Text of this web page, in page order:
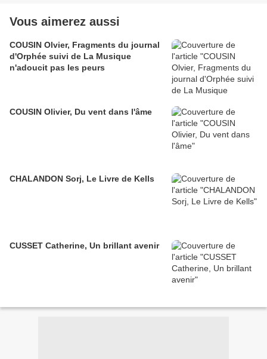
Vous aimerez aussi
COUSIN Olvier, Fragments du journal
d'Orphée suivi de La Musique
n'adoucit pas les peurs
COUSIN Olivier, Du vent dans l'âme
CHALANDON Sorj, Le Livre de Kells
CUSSET Catherine, Un brillant avenir